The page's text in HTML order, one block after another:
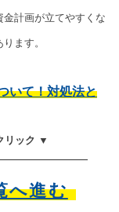
計画が立てやすくな
ます。
いて！対処法と
リック ▼
へ進む